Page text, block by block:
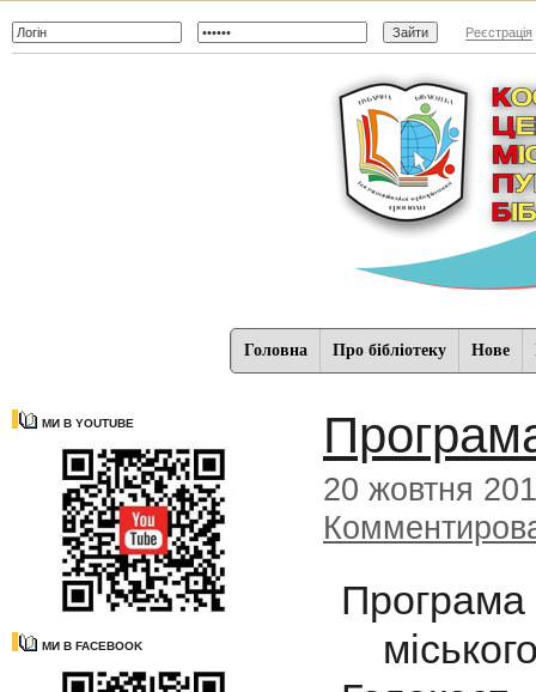
Реєстрація
Головна Про бібліотеку Нове
МИ В YOUTUBE
МИ В FACEBOOK
20 жовтня
Програма